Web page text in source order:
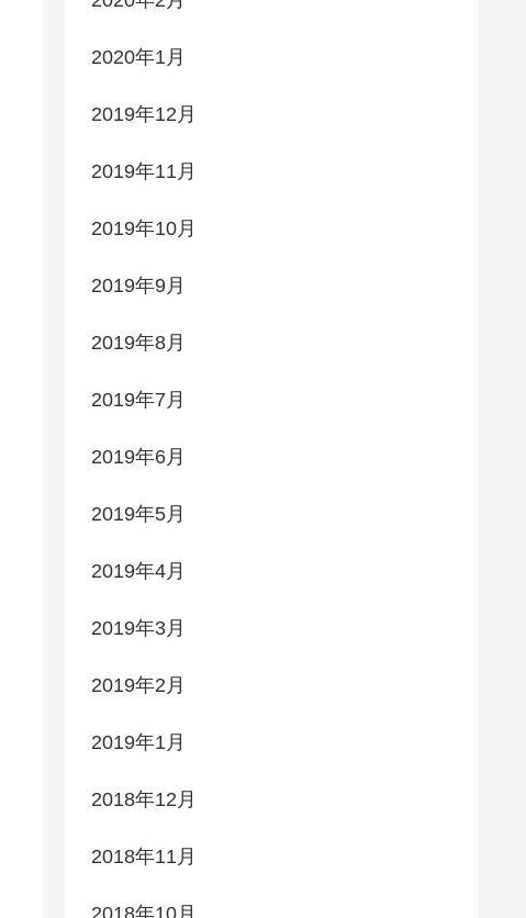
2020年1月
2019年12月
2019年11月
2019年10月
2019年9月
2019年8月
2019年7月
2019年6月
2019年5月
2019年4月
2019年3月
2019年2月
2019年1月
2018年12月
2018年11月
2018年10月